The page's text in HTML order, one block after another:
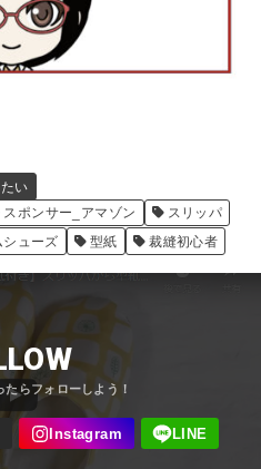
い
スポンサー_アマゾン
スリッパ
シューズ 型紙 裁縫初心者